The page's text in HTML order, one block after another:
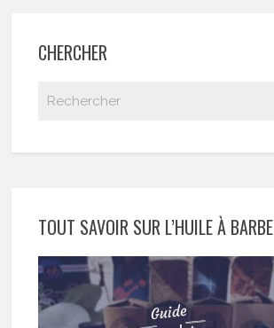
CHERCHER
TOUT SAVOIR SUR L’HUILE À BARBE